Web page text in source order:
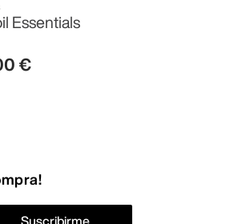
Essentials
€
Suscribirme